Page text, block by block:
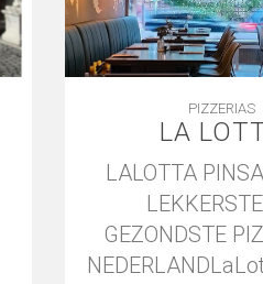
PIZZERIAS
LA
LALOTTA
GEZONDSTE